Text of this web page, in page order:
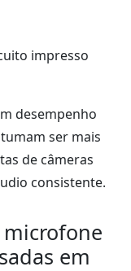
impresso
desempenho
ser mais
de câmeras
consistente.
microfone
em